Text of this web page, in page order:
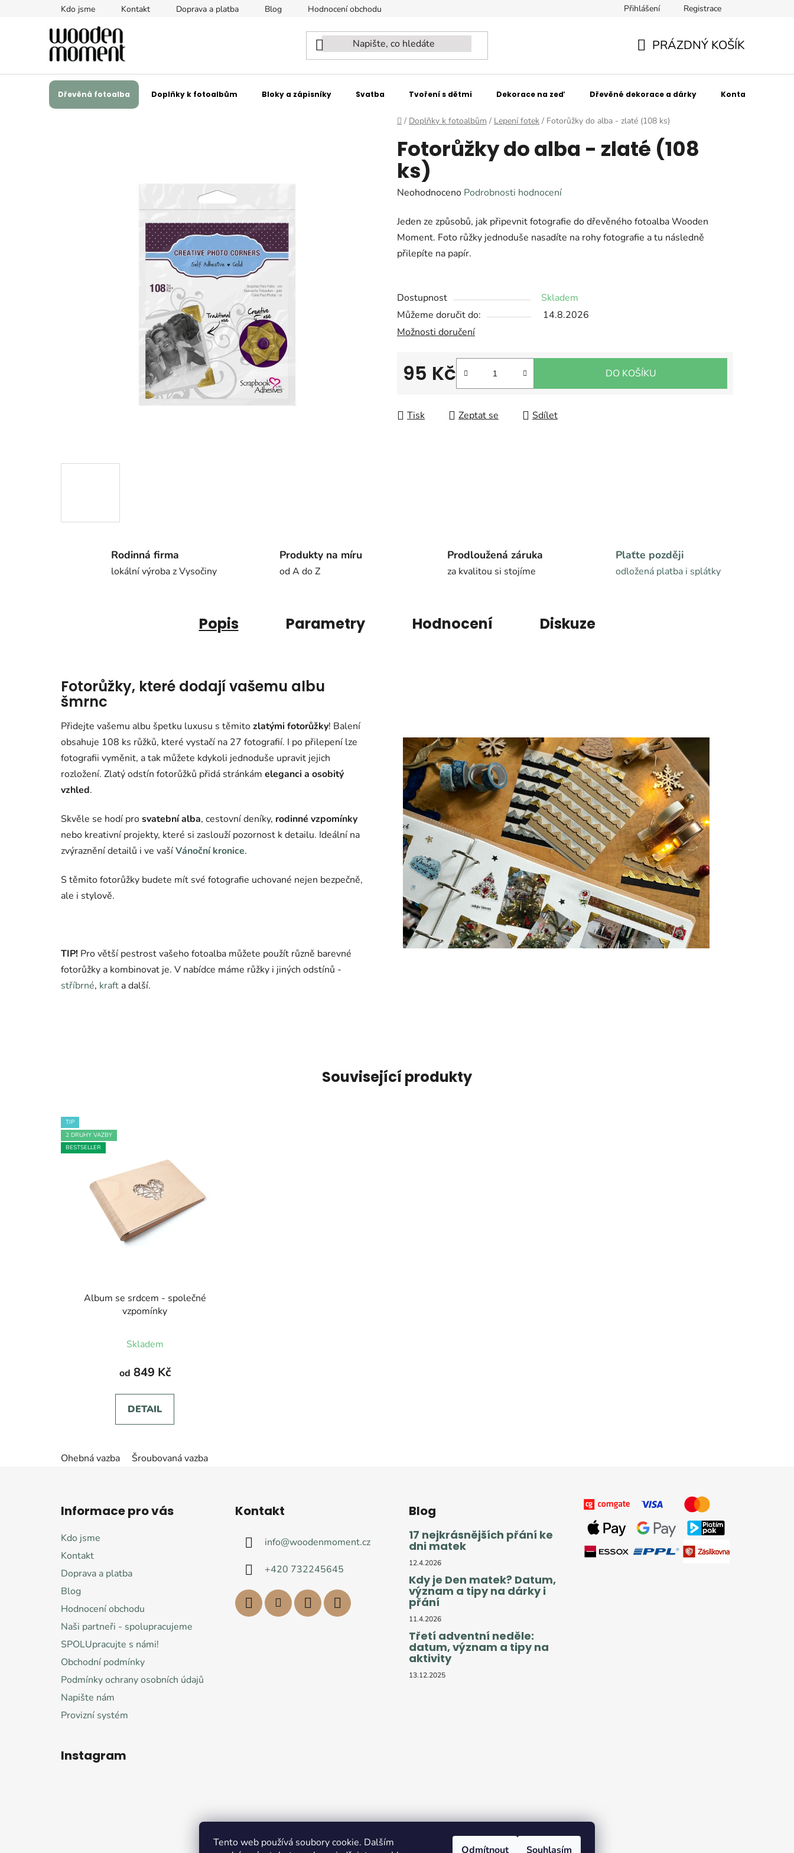
Tento web používá soubory cookie. Dalším
Odmítnout Souhlasím
Kdo jsme Kontakt Doprava a platba Blog Hodnocení obchodu SPOLUpracujte s námi! Obchodní podmínky
Přihlášení Registrace
KOŠÍK
PRÁZDNÝ KOŠÍK
Dřevěná fotoalba Doplňky k fotoalbům Bloky a zápisníky Svatba Tvoření s dětmi Dekorace na zeď Dřevěné dekorace a dárky Kontakt
Domů
/ Doplňky k fotoalbům / Lepení fotek / Fotorůžky do alba - zlaté (108 ks)
Fotorůžky do alba - zlaté (108
ks)
Průměrné
produktu
je
0,0
hvězdiček.
Neohodnoceno Podrobnosti hodnocení
Jeden ze způsobů, jak připevnit fotografie do dřevěného fotoalba Wooden
Moment. Foto růžky jednoduše nasadíte na rohy fotografie a tu následně
přilepíte na papír.
Dostupnost
Skladem
Můžeme doručit do:
14.8.2026
Možnosti doručení
95 Kč DO KOŠÍKU
Tisk Zeptat se Sdílet
Rodinná firma
lokální výroba z Vysočiny
Produkty na míru
od A do Z
Prodloužená záruka
za kvalitou si stojíme
Plaťte později
odložená platba i splátky
Popis Parametry Hodnocení Diskuze
Fotorůžky, které dodají vašemu albu
šmrnc
Přidejte vašemu albu špetku luxusu s těmitozlatými fotorůžky! Balení
obsahuje 108 ks růžků, které vystačí na 27 fotografií. I po přilepení lze
fotografii vyměnit, a tak můžete kdykoli jednoduše upravit jejich
rozložení. Zlatý odstín fotorůžků přidá stránkám eleganci a osobitý
vzhled.
Skvěle se hodí prosvatební alba, cestovní deníky, rodinné vzpomínky
nebo kreativní projekty, které si zaslouží pozornost k detailu. Ideální na
zvýraznění detailů i ve vašíVánoční kronice.
S těmito fotorůžky budete mít své fotografie uchované nejen bezpečně,
ale i stylově.
TIP! Pro větší pestrost vašeho fotoalba můžete použít různě barevné
fotorůžky a kombinovat je. V nabídce máme růžky i jiných odstínů -
stříbrné, kraft a další.
Související produkty
TIP
2 DRUHY VAZBY
BESTSELLER
Album se srdcem - společné
vzpomínky
hodnocení
produktu
5,0
z
Skladem
od 849 Kč
DETAIL
Ohebná vazba Šroubovaná vazba
Informace pro vás
Kdo jsme
Kontakt
Doprava a platba
Blog
Hodnocení obchodu
Naši partneři - spolupracujeme
SPOLUpracujte s námi!
Obchodní podmínky
Podmínky ochrany osobních údajů
Napište nám
Provizní systém
Kontakt
info@woodenmoment.cz
+420 732245645
Blog
17 nejkrásnějších přání ke
dni matek
12.4.2026
Kdy je Den matek? Datum,
význam a tipy na dárky i
přání
11.4.2026
Třetí adventní neděle:
datum, význam a tipy na
aktivity
13.12.2025
Instagram